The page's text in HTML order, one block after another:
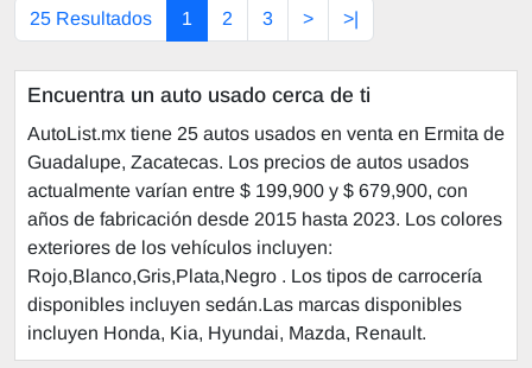
25 Resultados 1 2 3 > >|
Encuentra un auto usado cerca de ti
AutoList.mx tiene 25 autos usados en venta en Ermita de
Guadalupe, Zacatecas. Los precios de autos usados
actualmente varían entre $ 199,900 y $ 679,900, con
años de fabricación desde 2015 hasta 2023. Los colores
exteriores de los vehículos incluyen:
Rojo,Blanco,Gris,Plata,Negro . Los tipos de carrocería
disponibles incluyen sedán.Las marcas disponibles
incluyen Honda, Kia, Hyundai, Mazda, Renault.